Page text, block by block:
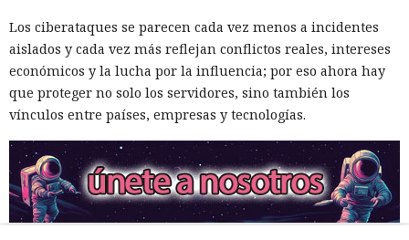
Los ciberataques se parecen cada vez menos a incidentes
aislados y cada vez más reflejan conflictos reales, intereses
económicos y la lucha por la influencia; por eso ahora hay
que proteger no solo los servidores, sino también los
vínculos entre países, empresas y tecnologías.